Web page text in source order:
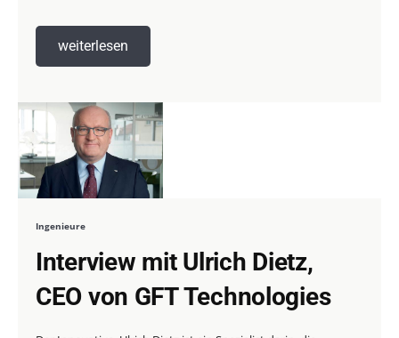
weiterlesen
Ingenieure
Interview mit Ulrich Dietz,
CEO von GFT Technologies